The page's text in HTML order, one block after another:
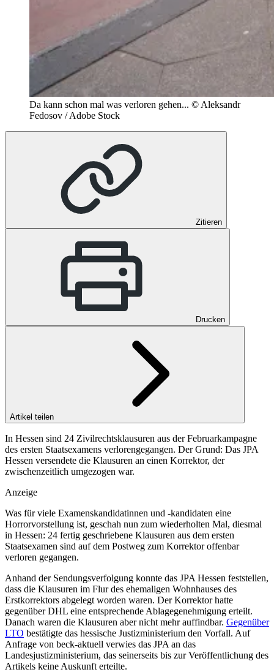
Da kann schon mal was verloren gehen... © Aleksandr
Fedosov / Adobe Stock
Zitieren
Drucken
Artikel teilen
In Hessen sind 24 Zivilrechtsklausuren aus der Februarkampagne
des ersten Staatsexamens verlorengegangen. Der Grund: Das JPA
Hessen versendete die Klausuren an einen Korrektor, der
zwischenzeitlich umgezogen war.
Anzeige
Was für viele Examenskandidatinnen und -kandidaten eine
Horrorvorstellung ist, geschah nun zum wiederholten Mal, diesmal
in Hessen: 24 fertig geschriebene Klausuren aus dem ersten
Staatsexamen sind auf dem Postweg zum Korrektor offenbar
verloren gegangen.
Anhand der Sendungsverfolgung konnte das JPA Hessen feststellen,
dass die Klausuren im Flur des ehemaligen Wohnhauses des
Erstkorrektors abgelegt worden waren. Der Korrektor hatte
gegenüber DHL eine entsprechende Ablagegenehmigung erteilt.
Danach waren die Klausuren aber nicht mehr auffindbar. Gegenüber
LTO bestätigte das hessische Justizministerium den Vorfall. Auf
Anfrage von beck-aktuell verwies das JPA an das
Landesjustizministerium, das seinerseits bis zur Veröffentlichung des
Artikels keine Auskunft erteilte.